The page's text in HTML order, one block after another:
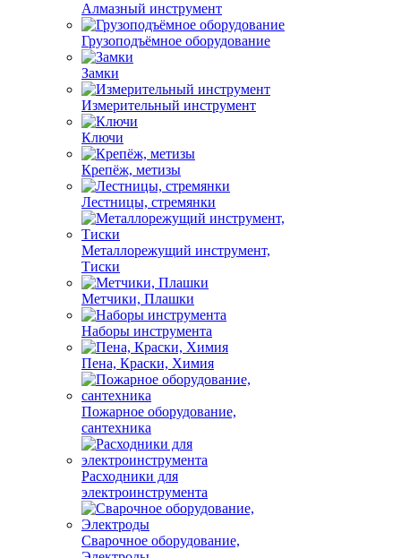
Алмазный инструмент
Грузоподъёмное оборудование
Замки
Измерительный инструмент
Ключи
Крепёж, метизы
Лестницы, стремянки
Металлорежущий инструмент,
Тиски
Метчики, Плашки
Наборы инструмента
Пена, Краски, Химия
Пожарное оборудование,
сантехника
Расходники для
электроинструмента
Сварочное оборудование,